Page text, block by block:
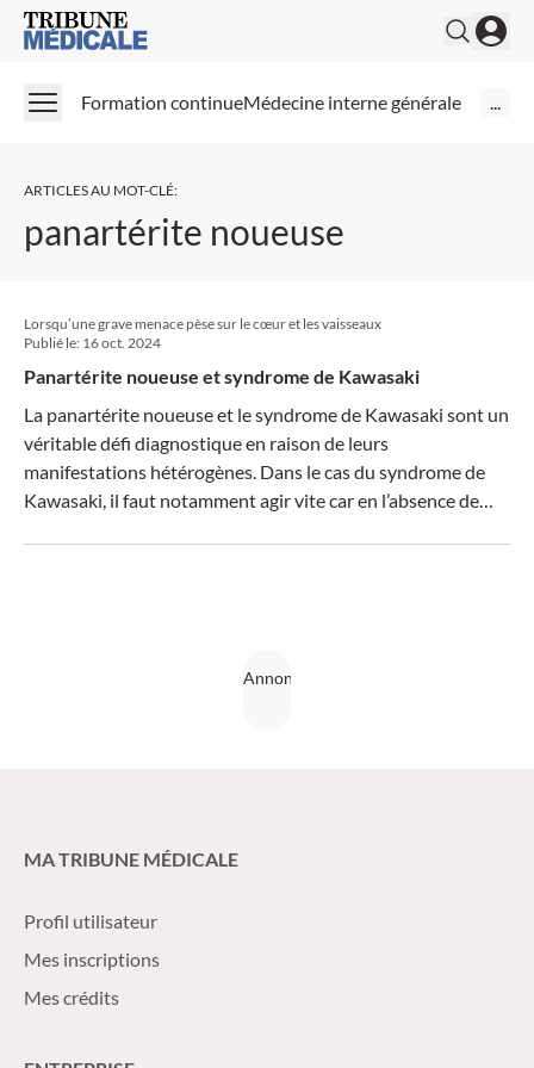
Medical Tribune
Formation continueMédecine interne générale ...
ARTICLES AU MOT-CLÉ:
panartérite noueuse
Lorsqu’une grave menace pèse sur le cœur et les vaisseaux
Publié le: 16 oct. 2024
Panartérite noueuse et syndrome de Kawasaki
La panartérite noueuse et le syndrome de Kawasaki sont un
véritable défi diagnostique en raison de leurs
manifestations hétérogènes. Dans le cas du syndrome de
Kawasaki, il faut notamment agir vite car en l’absence de
MA TRIBUNE MÉDICALE
Profil utilisateur
Mes inscriptions
Mes crédits